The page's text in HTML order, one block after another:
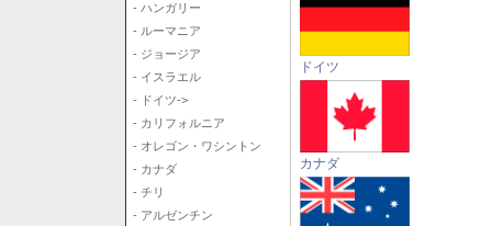
- ハンガリー
- ルーマニア
- ジョージア
- イスラエル
- ドイツ->
- カリフォルニア
- オレゴン・ワシントン
- カナダ
- チリ
- アルゼンチン
ドイツ
カナダ